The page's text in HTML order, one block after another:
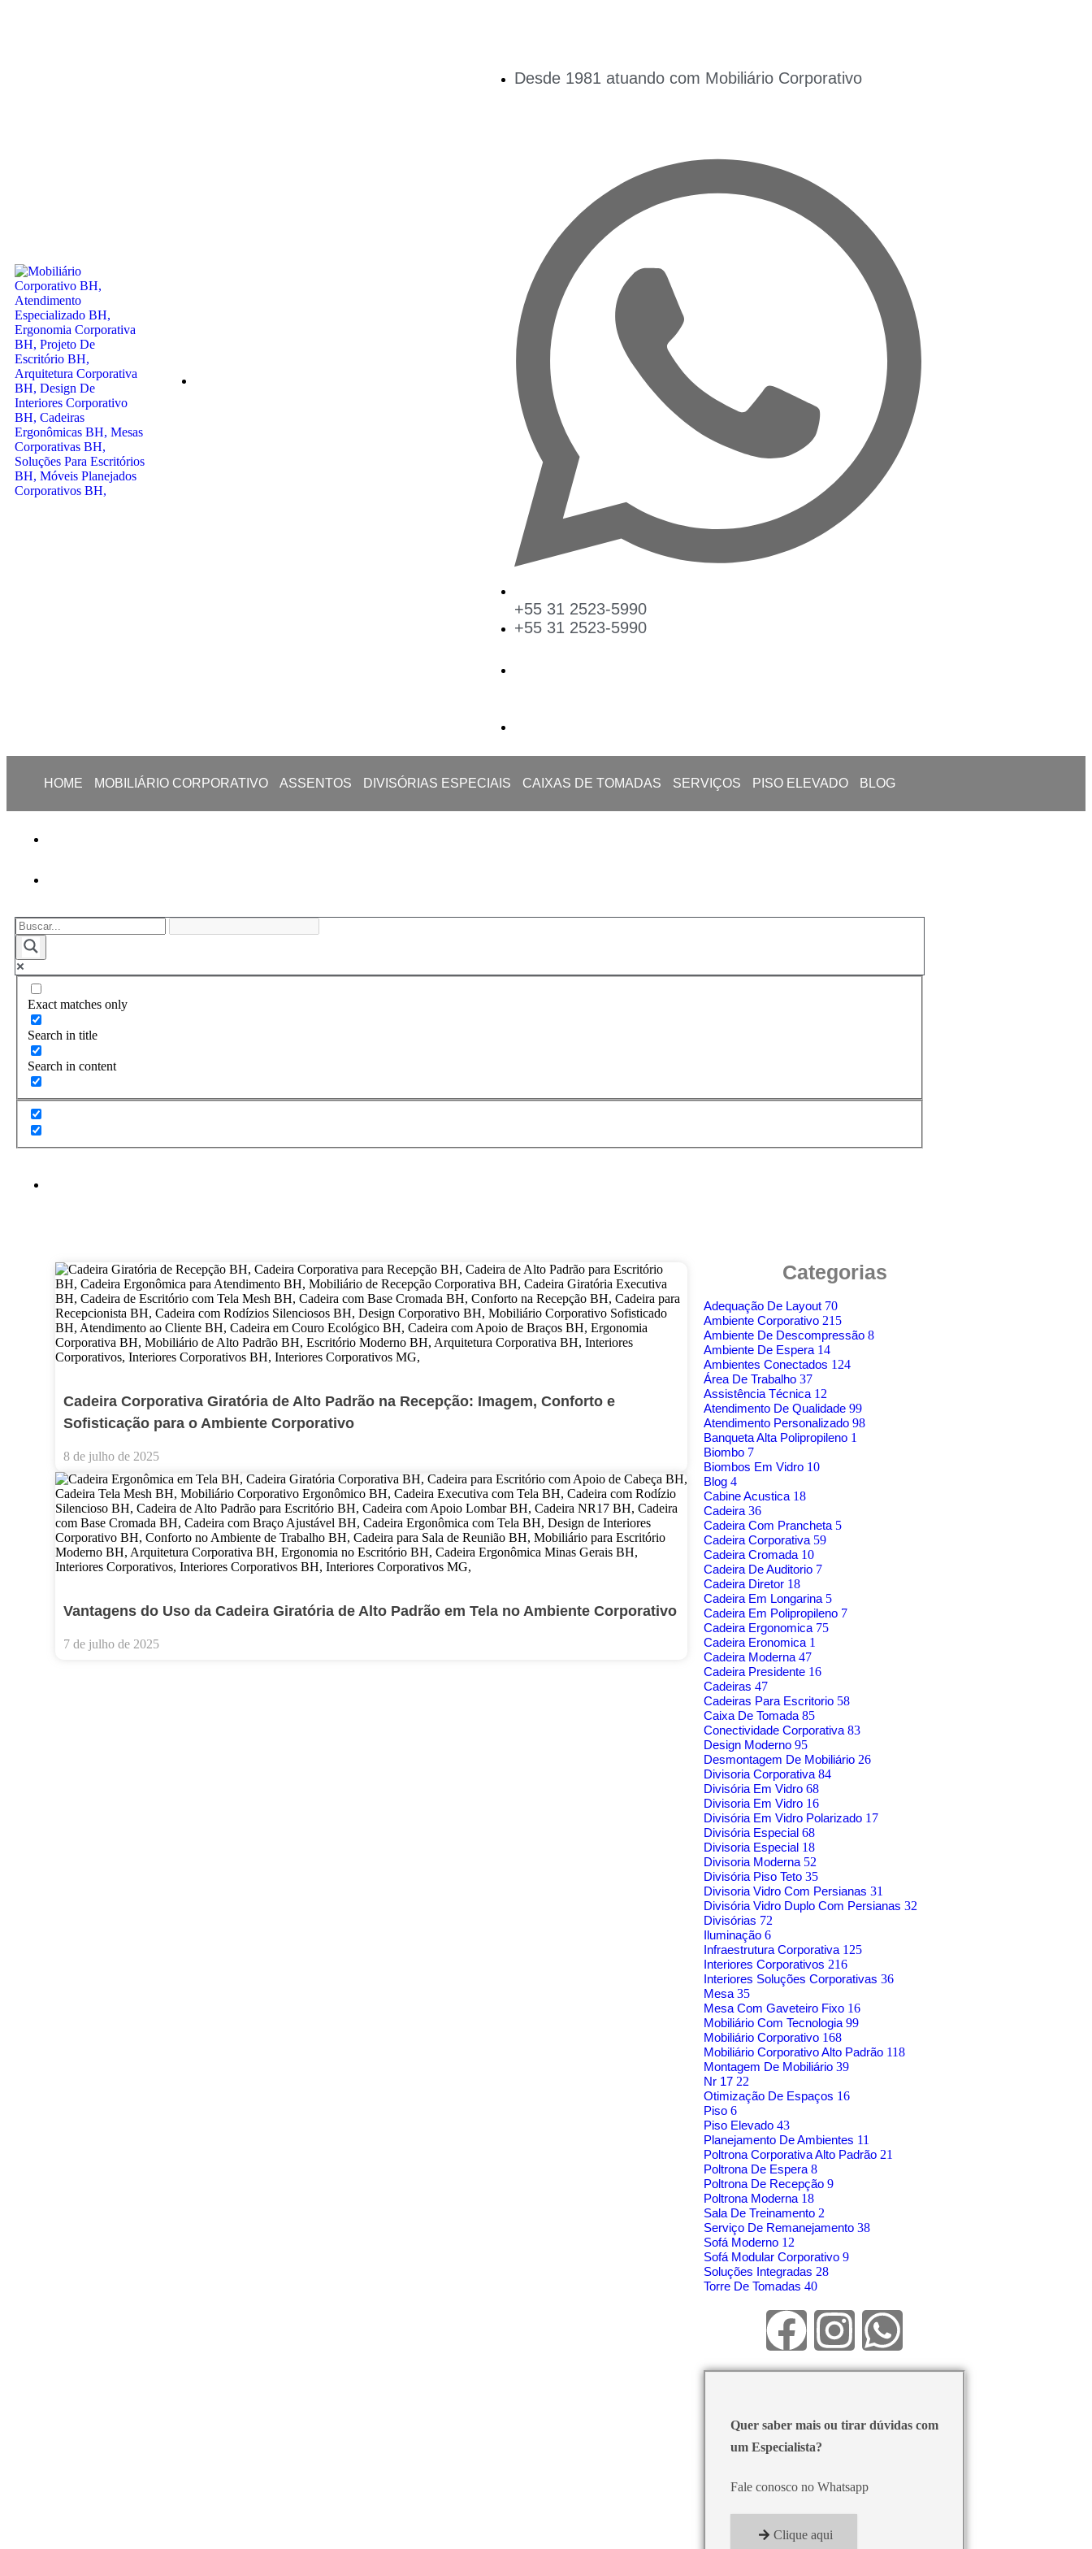
Desde 1981 atuando com Mobiliário Corporativo
+55 31 2523-5990
+55 31 2523-5990
HOME MOBILIÁRIO CORPORATIVO ASSENTOS DIVISÓRIAS ESPECIAIS CAIXAS DE TOMADAS SERVIÇOS PISO ELEVADO BLOG
Exact matches only
Search in title
Search in content
Cadeira Corporativa Giratória de Alto Padrão na Recepção: Imagem, Conforto e
Sofisticação para o Ambiente Corporativo
8 de julho de 2025
Vantagens do Uso da Cadeira Giratória de Alto Padrão em Tela no Ambiente Corporativo
7 de julho de 2025
Categorias
Adequação De Layout 70
Ambiente Corporativo 215
Ambiente De Descompressão 8
Ambiente De Espera 14
Ambientes Conectados 124
Área De Trabalho 37
Assistência Técnica 12
Atendimento De Qualidade 99
Atendimento Personalizado 98
Banqueta Alta Polipropileno 1
Biombo 7
Biombos Em Vidro 10
Blog 4
Cabine Acustica 18
Cadeira 36
Cadeira Com Prancheta 5
Cadeira Corporativa 59
Cadeira Cromada 10
Cadeira De Auditorio 7
Cadeira Diretor 18
Cadeira Em Longarina 5
Cadeira Em Polipropileno 7
Cadeira Ergonomica 75
Cadeira Eronomica 1
Cadeira Moderna 47
Cadeira Presidente 16
Cadeiras 47
Cadeiras Para Escritorio 58
Caixa De Tomada 85
Conectividade Corporativa 83
Design Moderno 95
Desmontagem De Mobiliário 26
Divisoria Corporativa 84
Divisória Em Vidro 68
Divisoria Em Vidro 16
Divisória Em Vidro Polarizado 17
Divisória Especial 68
Divisoria Especial 18
Divisoria Moderna 52
Divisória Piso Teto 35
Divisoria Vidro Com Persianas 31
Divisória Vidro Duplo Com Persianas 32
Divisórias 72
Iluminação 6
Infraestrutura Corporativa 125
Interiores Corporativos 216
Interiores Soluções Corporativas 36
Mesa 35
Mesa Com Gaveteiro Fixo 16
Mobiliário Com Tecnologia 99
Mobiliário Corporativo 168
Mobiliário Corporativo Alto Padrão 118
Montagem De Mobiliário 39
Nr 17 22
Otimização De Espaços 16
Piso 6
Piso Elevado 43
Planejamento De Ambientes 11
Poltrona Corporativa Alto Padrão 21
Poltrona De Espera 8
Poltrona De Recepção 9
Poltrona Moderna 18
Sala De Treinamento 2
Serviço De Remanejamento 38
Sofá Moderno 12
Sofá Modular Corporativo 9
Soluções Integradas 28
Torre De Tomadas 40
Quer saber mais ou tirar dúvidas com
um Especialista?
Fale conosco no Whatsapp
Clique aqui